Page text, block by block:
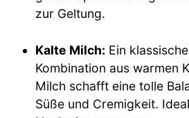
zur Geltung.
Kalte Milch: Ein
Kombination aus warmen
Milch schafft eine tolle
Süße und Cremigkeit.